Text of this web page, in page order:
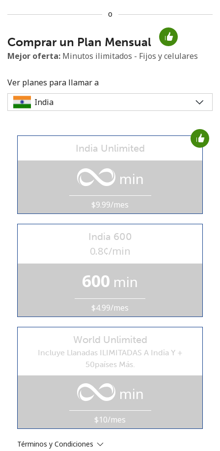
No se ha creado una contraseña
Mínimo 8 caracteres
Una letra mayúscula y una minúscula
Un número
Mantente en contacto para recibir nuestras mejores
ofertas.
Al abrir una cuenta en este sitio web, estoy de acuerdo con
Términos y condiciones.
Únete
Inicia sesión oREGÍSTRATE →
Iniciar Sesión
o
o
Comprar un Plan Mensual
Mejor oferta: Minutos ilimitados - Fijos y celulares
Ver planes para llamar a
India Unlimited
min
$9.99/mes
India 600
0.8¢/min
600 min
$4.99/mes
World Unlimited
Incluye Llanadas ILIMITADAS A India Y +
50países Más.
min
$10/mes
Términos y Condiciones